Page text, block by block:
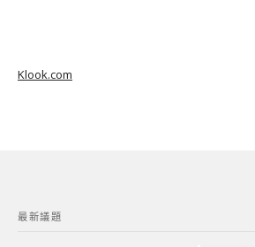
Klook.com
最新議題